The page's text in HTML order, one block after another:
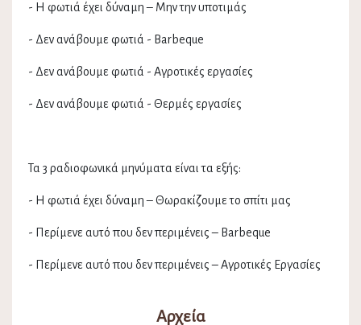
- Η φωτιά έχει δύναμη – Μην την υποτιμάς
- Δεν ανάβουμε φωτιά - Barbeque
- Δεν ανάβουμε φωτιά - Αγροτικές εργασίες
- Δεν ανάβουμε φωτιά - Θερμές εργασίες
Τα 3 ραδιοφωνικά μηνύματα είναι τα εξής:
- Η φωτιά έχει δύναμη – Θωρακίζουμε το σπίτι μας
- Περίμενε αυτό που δεν περιμένεις – Βarbeque
- Περίμενε αυτό που δεν περιμένεις – Αγροτικές Εργασίες
Αρχεία